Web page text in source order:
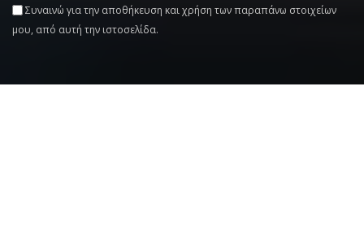
Συναινώ για την αποθήκευση και χρήση των παραπάνω στοιχείων
μου, από αυτή την ιστοσελίδα.